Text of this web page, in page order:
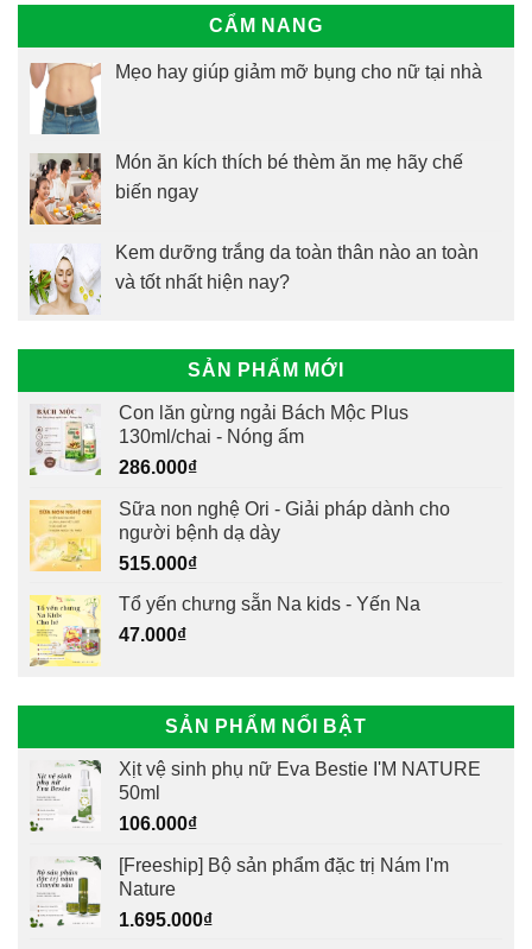
CẨM NANG
Mẹo hay giúp giảm mỡ bụng cho nữ tại nhà
Món ăn kích thích bé thèm ăn mẹ hãy chế
biến ngay
Kem dưỡng trắng da toàn thân nào an toàn
và tốt nhất hiện nay?
SẢN PHẨM MỚI
Con lăn gừng ngải Bách Mộc Plus
130ml/chai - Nóng ấm
286.000₫
Sữa non nghệ Ori - Giải pháp dành cho
người bệnh dạ dày
515.000₫
Tổ yến chưng sẵn Na kids - Yến Na
47.000₫
SẢN PHẨM NỔI BẬT
Xịt vệ sinh phụ nữ Eva Bestie I'M NATURE
50ml
106.000₫
[Freeship] Bộ sản phẩm đặc trị Nám I'm
Nature
1.695.000₫